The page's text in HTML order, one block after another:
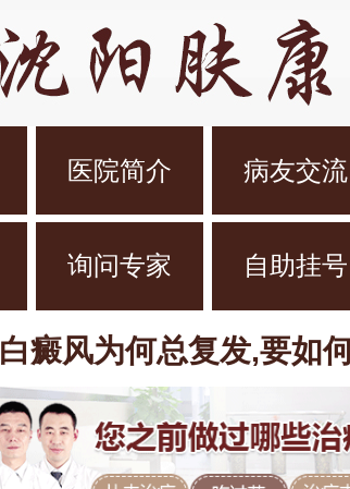
医院简介 病友交流
询问专家 自助挂号
白癜风为何总复发,要如